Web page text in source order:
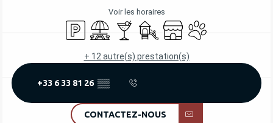
Voir les horaires
ParkingAire de pique nique
Bar / Buvette
Jeux pour enfants / Espace
BoutiqueAnimaux acceptés
+ 12 autre(s) prestation(s)
+33 6 33 81 26 ▒▒
CONTACTEZ-NOUS